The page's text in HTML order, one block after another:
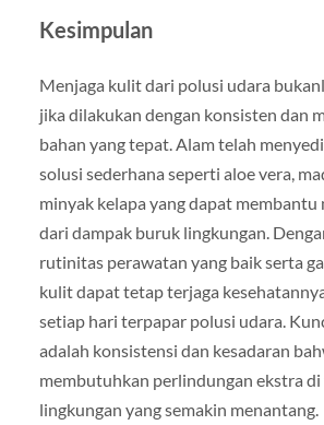
Kesimpulan
Menjaga kulit dari polusi udara
jika dilakukan dengan konsisten dan
bahan yang tepat. Alam telah
solusi sederhana seperti aloe vera,
minyak kelapa yang dapat
dari dampak buruk lingkungan.
rutinitas perawatan yang baik serta
kulit dapat tetap terjaga
setiap hari terpapar polusi udara.
adalah konsistensi dan kesadaran
membutuhkan perlindungan ekstra
lingkungan yang semakin menantang.